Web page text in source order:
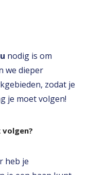
nodig is om
we dieper
zodat je
je moet volgen!
heb je